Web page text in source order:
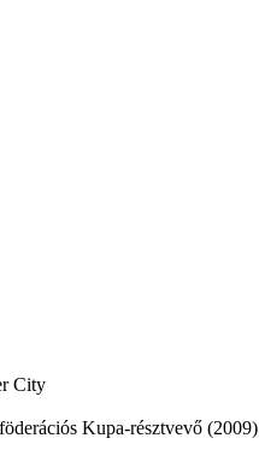
City
Kupa-résztvevő (2009)